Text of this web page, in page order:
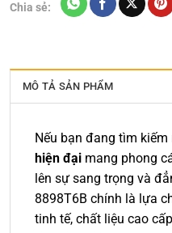
Chia sẻ:
MÔ TẢ SẢN PHẨM
Nếu bạn đang tìm kiếm
hiện đại mang phong
lên sự sang trọng và
8898T6B chính là lựa
tinh tế, chất liệu cao